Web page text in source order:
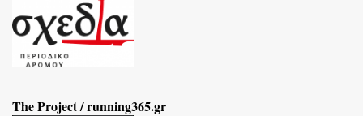
The Project / running365.gr